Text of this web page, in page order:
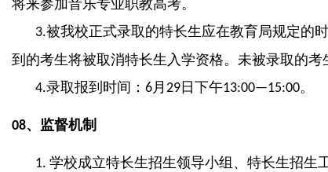
将来参加音乐专业职教高考。
3.被我校正式录取的特长生应在教育局规定的
到的考生将被取消特长生入学资格。未被录取的考
4.录取报到时间： 6月 29日下午13:00—15:00。
08、 监督机制
1. 学校成立特长生招生领导小组、特长生招生